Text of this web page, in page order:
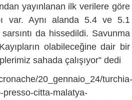
yayınlanan ilk verilere göre
var. Aynı alanda 5.4 ve 5.1
da hissedildi. Savunma
olabileceğine dair bir
sahada çalışıyor” dedi
20_gennaio_24/
presso-citta-malatya-